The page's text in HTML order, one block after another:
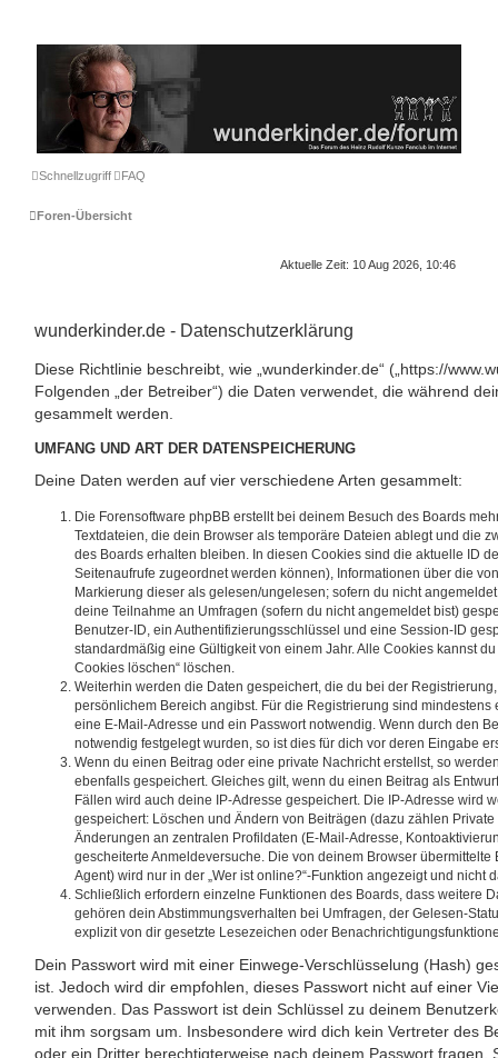
Schnellzugriff FAQ
Foren-Übersicht
Aktuelle Zeit: 10 Aug 2026, 10:46
wunderkinder.de - Datenschutzerklärung
Diese Richtlinie beschreibt, wie „wunderkinder.de“ („https://
Folgenden „der Betreiber“) die Daten verwendet, die während
gesammelt werden.
UMFANG UND ART DER DATENSPEICHERUNG
Deine Daten werden auf vier verschiedene Arten gesammelt:
Die Forensoftware phpBB erstellt bei deinem Besuch des Boards
Textdateien, die dein Browser als temporäre Dateien ablegt und die
des Boards erhalten bleiben. In diesen Cookies sind die aktuelle ID
Seitenaufrufe zugeordnet werden können), Informationen über die
Markierung dieser als gelesen/ungelesen; sofern du nicht
deine Teilnahme an Umfragen (sofern du nicht angemeldet bist)
Benutzer-ID, ein Authentifizierungsschlüssel und eine Session-ID
standardmäßig eine Gültigkeit von einem Jahr. Alle Cookies kannst
Cookies löschen“ löschen.
Weiterhin werden die Daten gespeichert, die du bei der
persönlichem Bereich angibst. Für die Registrierung sind
eine E-Mail-Adresse und ein Passwort notwendig. Wenn durch den
notwendig festgelegt wurden, so ist dies für dich vor deren Eingabe
Wenn du einen Beitrag oder eine private Nachricht erstellst, so
ebenfalls gespeichert. Gleiches gilt, wenn du einen Beitrag als
Fällen wird auch deine IP-Adresse gespeichert. Die IP-Adresse wird
gespeichert: Löschen und Ändern von Beiträgen (dazu zählen
Änderungen an zentralen Profildaten (E-Mail-Adresse,
gescheiterte Anmeldeversuche. Die von deinem Browser
Agent) wird nur in der „Wer ist online?“-Funktion angezeigt und nicht
Schließlich erfordern einzelne Funktionen des Boards, dass weitere
gehören dein Abstimmungsverhalten bei Umfragen, der Gelesen-
explizit von dir gesetzte Lesezeichen oder
Dein Passwort wird mit einer Einwege-Verschlüsselung (Hash)
ist. Jedoch wird dir empfohlen, dieses Passwort nicht auf einer
verwenden. Das Passwort ist dein Schlüssel zu deinem
mit ihm sorgsam um. Insbesondere wird dich kein Vertreter des
oder ein Dritter berechtigterweise nach deinem Passwort fragen.